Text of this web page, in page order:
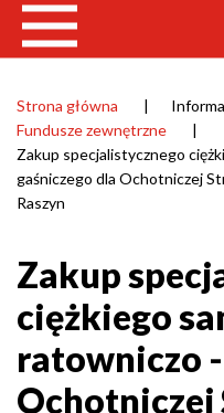
Gmina
Raszyn
Gmina
Raszyn
Ścieżka
nawigacyjna
Strona główna
Fundusze zewnętrzne
Zakup specjalistycznego
gaśniczego dla Ochotniczej
Raszyn
Zakup
ciężkiego
ratowniczo
Ochotniczej